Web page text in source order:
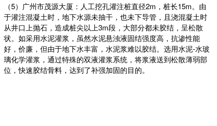
（5） 广州市茂源大厦：人工挖孔灌注桩直径2m，桩长15m。由
于灌注混凝土时，地下水源未抽干，也未下导管，且浇混凝土时
从井口上抛石，造成桩尖以上3m段，大部分都未胶结，呈松散
状。如采用水泥灌浆，虽然水泥悬浊液固结强度高，抗渗性能
好，价廉，但由于地下水丰富，水泥浆难以胶结。选用水泥-水玻
璃化学灌浆，通过特殊的双液灌浆系统，将浆液送到松散薄弱部
位，快速胶结骨料，达到了补强加固的目的。